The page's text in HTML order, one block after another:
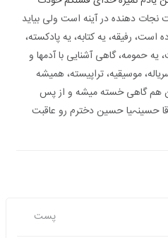
نجات دهنده در آینه است ولی بیاید
است، رفیقه، یه کتابه، یه پادکسته،
یه حمومه، گاهی آشنایی با آدمها و
موسیقیه، تراپیسته، همیشه
هم گاهی خسته میشه و از پس
حسینہیا حسین دخترم رو عاقبت
پست